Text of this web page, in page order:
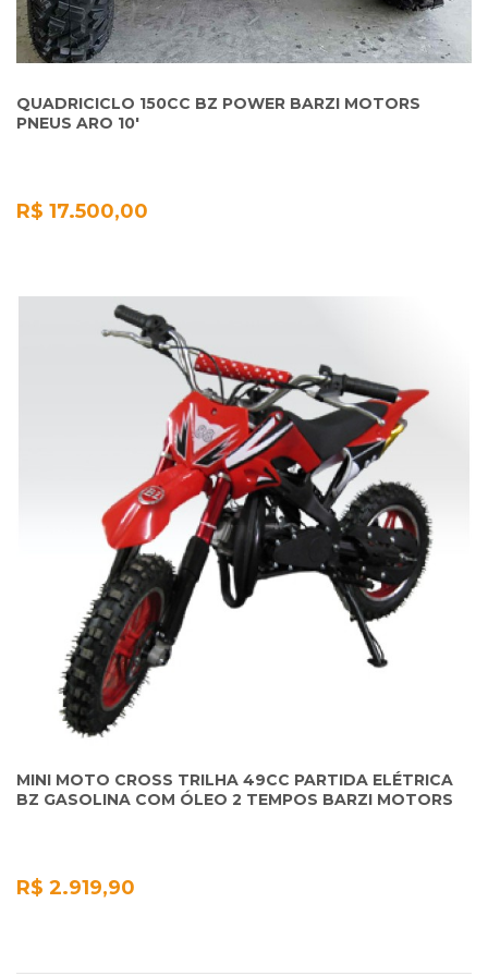
QUADRICICLO 150CC BZ POWER BARZI MOTORS
PNEUS ARO 10'
R$ 17.500,00
MINI MOTO CROSS TRILHA 49CC PARTIDA ELÉTRICA
BZ GASOLINA COM ÓLEO 2 TEMPOS BARZI MOTORS
R$ 2.919,90